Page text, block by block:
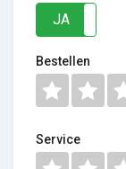
JA
Bestellen
Service